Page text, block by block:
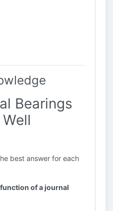
Bearings
best answer for each
of a journal